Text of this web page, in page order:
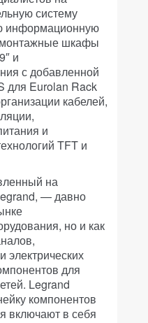
систему
информационную
монтажные шкафы
и
с добавленной
для Eurolan Rack
кабелей,
и
TFT и
на
— давно
но и как
электрических
для
Legrand
компонентов
включают в себя